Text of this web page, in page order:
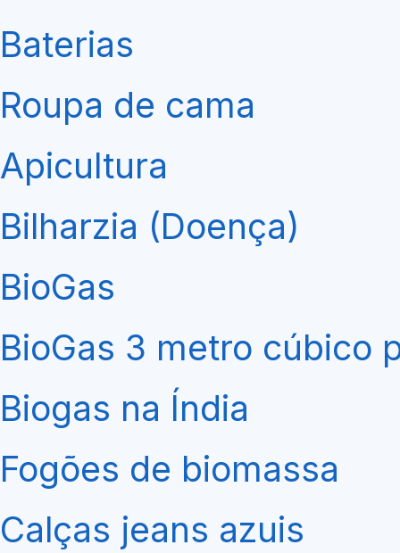
Baterias
Roupa de cama
Apicultura
Bilharzia (Doença)
BioGas
BioGas 3 metro cúbico
Biogas na Índia
Fogões de biomassa
Calças jeans azuis